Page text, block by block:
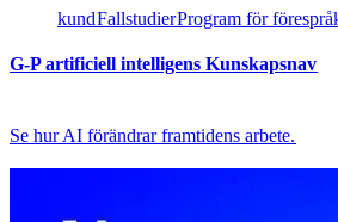
kund​​Fallstudier​​Program för
G-P artificiell intelligens Kunskapsnav​​
Se hur AI förändrar framtidens arbete.​​